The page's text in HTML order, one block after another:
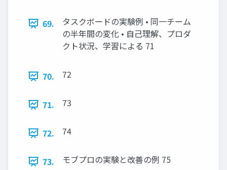
69.
タスクボードの実験例 • 同一チーム
の半年間の変化 • 自己理解、プロダ
クト状況、学習による 71
70. 72
71. 73
72. 74
73. モブプロの実験と改善の例 75